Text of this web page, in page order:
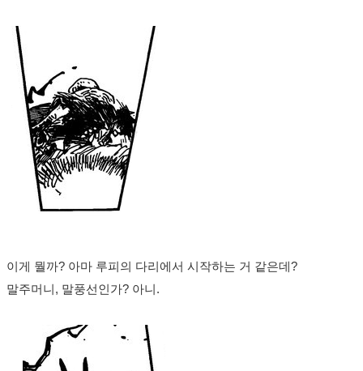
이게 뭘까? 아마 루피의 다리에서 시작하는 거 같은데?
말주머니, 말풍선인가? 아니.